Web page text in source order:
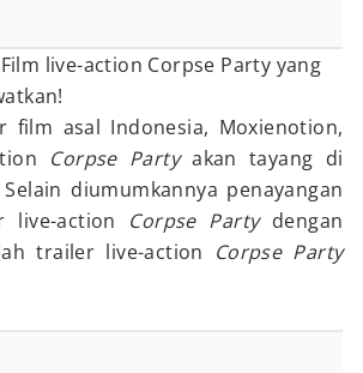
live-action Corpse Party yang
asal Indonesia, Moxienotion,
Corpse Partyakan tayang di
diumumkannya penayangan
action Corpse Partydengan
trailer live-action Corpse Party